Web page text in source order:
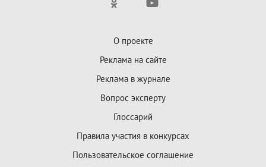
О проекте
Реклама на сайте
Реклама в журнале
Вопрос эксперту
Глоссарий
Правила участия в конкурсах
Пользовательское соглашение